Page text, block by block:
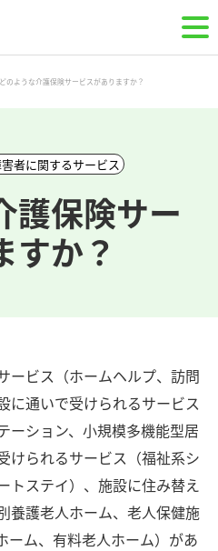
どのような介護保険サービスがありますか？
者に関するサービス
護保険サー
すか？
ービス（ホームヘルプ、訪問
に通いで受けられるサービス
ーション、小規模多機能型居
けられるサービス（福祉系シ
トステイ）、施設に住み替え
養護老人ホーム、老人保健施
ーム、有料老人ホーム）があ